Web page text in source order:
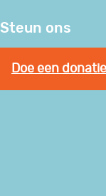
Steun ons
Doe een donatie